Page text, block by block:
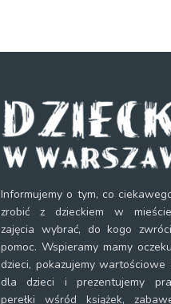
Informujemy o tym, co
zrobić z dzieckiem w
zajęcia wybrać, do kogo
pomoc. Wspieramy mamy
dzieci, pokazujemy wartościowe
dla dzieci i prezentujemy
perełki wśród książek,